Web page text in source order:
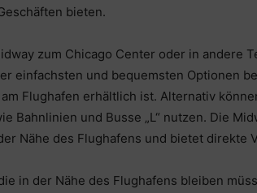
bieten.
zum Chicago Center oder in andere
einfachsten und bequemsten Optionen
Flughafen erhältlich ist. Alternativ
Bahnlinien und Busse „L“ nutzen. Die
Nähe des Flughafens und bietet direkte
in der Nähe des Flughafens bleiben